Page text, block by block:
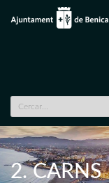
2. CARNS